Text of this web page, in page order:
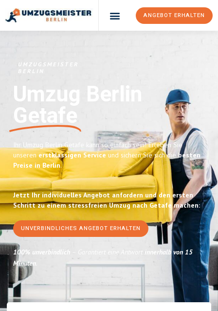
ANGEBOT ERHALTEN
UMZUGSMEISTER
BERLIN
Umzug Berlin
Getafe
Ihr Umzug Berlin Getafe kann so einfach sein! Erleben Sie
unserenerstklassigen Serviceund sichern Sie sich diebesten
Preise in Berlin.
Jetzt Ihr individuelles Angebot anfordern und den ersten
Schritt zu einem stressfreien Umzug nach Getafe machen:
UNVERBINDLICHES ANGEBOT ERHALTEN
100% unverbindlich – Garantiert eine Antwort innerhalb von 15
Minuten.